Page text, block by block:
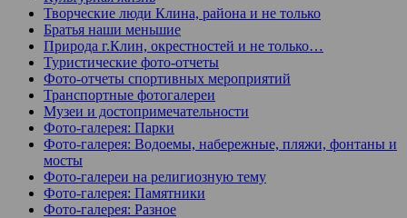
Творческие люди Клина, района и не только
Братья наши меньшие
Природа г.Клин, окрестностей и не только…
Туристические фото-отчеты
Фото-отчеты спортивных мероприятий
Транспортные фотогалереи
Музеи и достопримечательности
Фото-галерея: Парки
Фото-галерея: Водоемы, набережные, пляжи, фонтаны и
мосты
Фото-галереи на религиозную тему
Фото-галерея: Памятники
Фото-галерея: Разное